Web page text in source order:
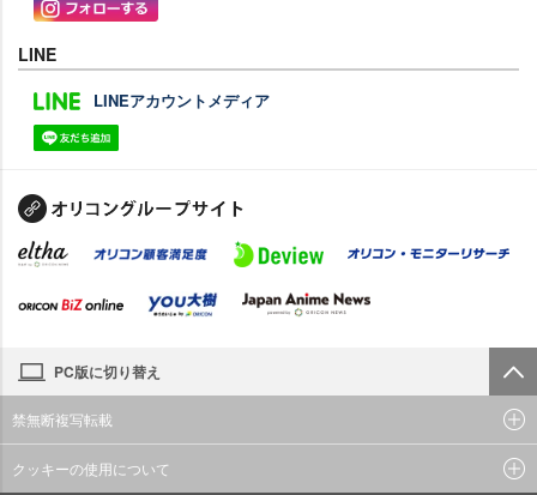
LINE
LINEアカウントメディア
PC版に切り替え
禁無断複写転載
クッキーの使用について